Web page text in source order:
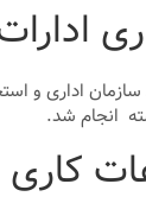
اداری و
انجام شد.
کاری